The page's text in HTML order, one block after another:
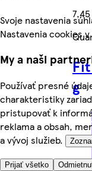
Svoje nastavenia
Nastavenia cookies
My a naši
Používať presné
charakteristiky
pristupovať k
reklama a obsah,
a vývoj služieb.
Prijať všetko
g